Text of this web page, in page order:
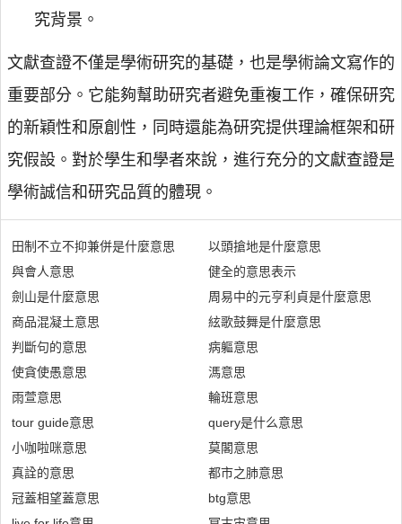
究背景。
文獻查證不僅是學術研究的基礎，也是學術論文寫作的
重要部分。它能夠幫助研究者避免重複工作，確保研究
的新穎性和原創性，同時還能為研究提供理論框架和研
究假設。對於學生和學者來說，進行充分的文獻查證是
學術誠信和研究品質的體現。
田制不立不抑兼併是什麼意思
與會人意思
劍山是什麼意思
商品混凝土意思
判斷句的意思
使貪使愚意思
雨萱意思
tour guide意思
小咖啦咪意思
真詮的意思
冠蓋相望蓋意思
以頭搶地是什麼意思
健全的意思表示
周易中的元亨利貞是什麼意思
絃歌鼓舞是什麼意思
病軀意思
溤意思
輪班意思
query是什么意思
莫閣意思
都市之肺意思
btg意思